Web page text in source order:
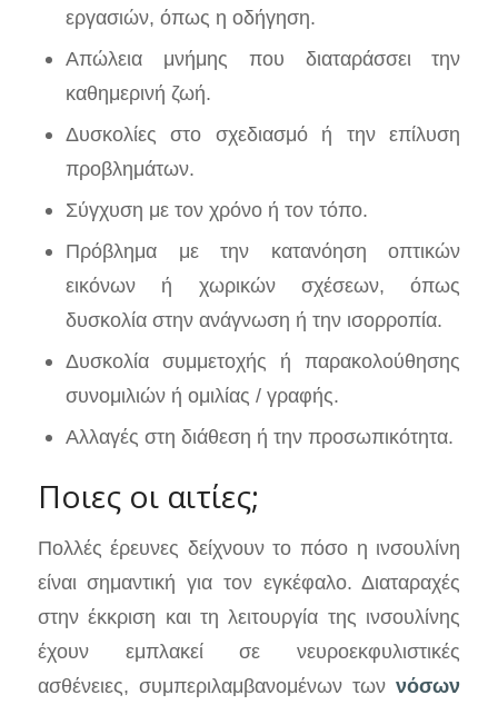
εργασιών, όπως η οδήγηση.
Απώλεια μνήμης που διαταράσσει την
καθημερινή ζωή.
Δυσκολίες στο σχεδιασμό ή την επίλυση
προβλημάτων.
Σύγχυση με τον χρόνο ή τον τόπο.
Πρόβλημα με την κατανόηση οπτικών
εικόνων ή χωρικών σχέσεων, όπως
δυσκολία στην ανάγνωση ή την ισορροπία.
Δυσκολία συμμετοχής ή παρακολούθησης
συνομιλιών ή ομιλίας / γραφής.
Αλλαγές στη διάθεση ή την προσωπικότητα.
Ποιες οι αιτίες;
Πολλές έρευνες δείχνουν το πόσο η ινσουλίνη
είναι σημαντική για τον εγκέφαλο. Διαταραχές
στην έκκριση και τη λειτουργία της ινσουλίνης
έχουν εμπλακεί σε νευροεκφυλιστικές
ασθένειες, συμπεριλαμβανομένων τωννόσων